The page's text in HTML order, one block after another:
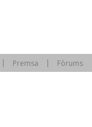
Premsa Fòrums